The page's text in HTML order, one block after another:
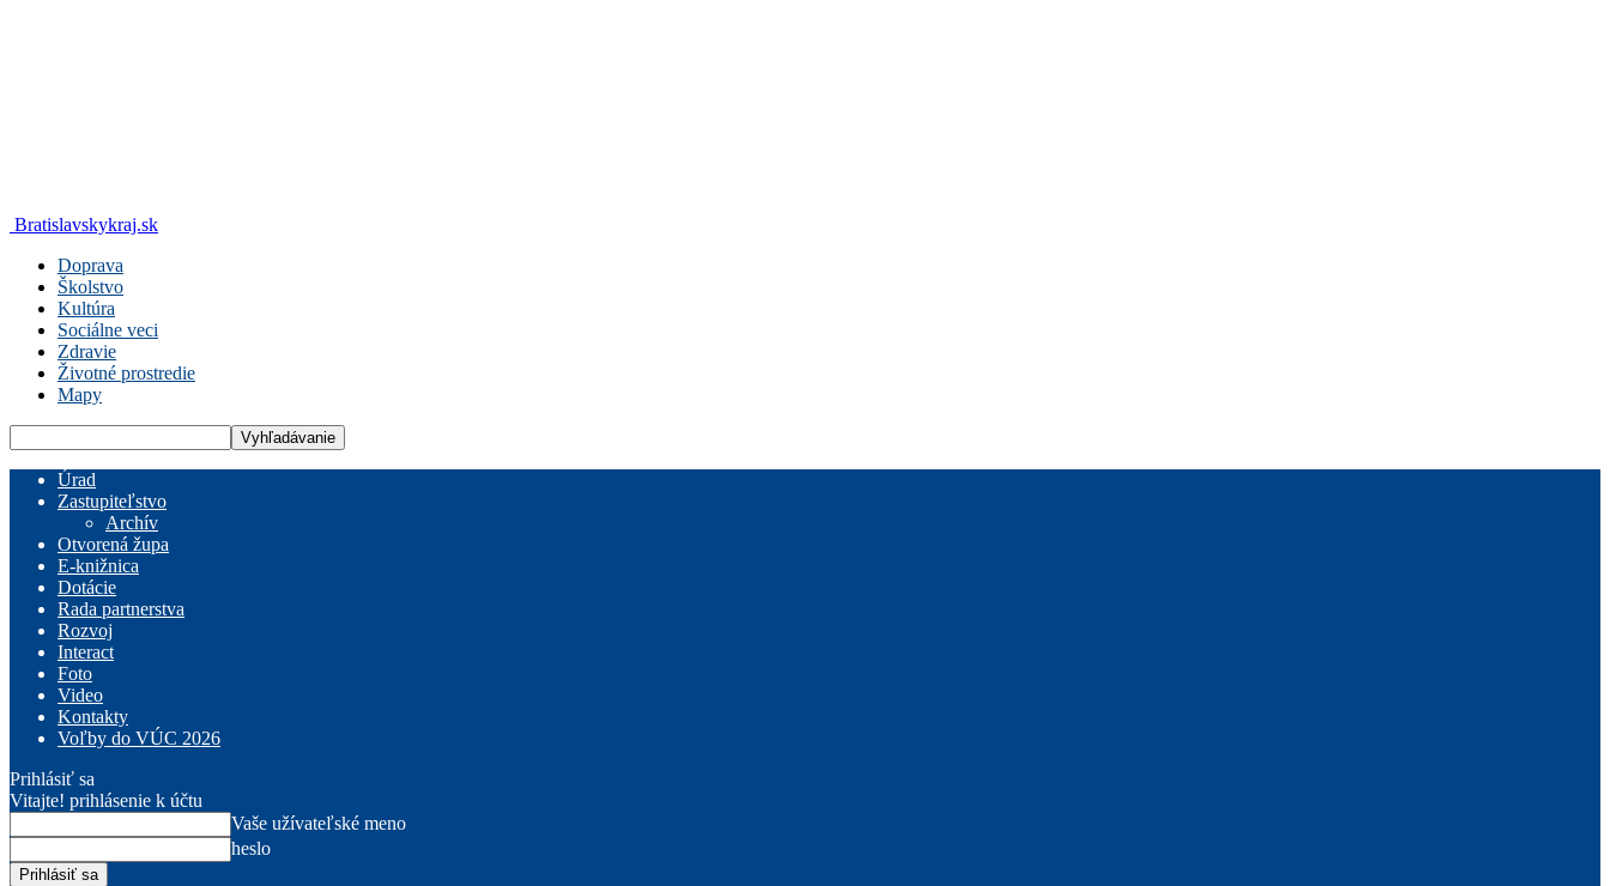
Bratislavskykraj.sk
Doprava
Školstvo
Kultúra
Sociálne veci
Zdravie
Životné prostredie
Mapy
Úrad
Zastupiteľstvo
Archív
Otvorená župa
E-knižnica
Dotácie
Rada partnerstva
Rozvoj
Interact
Foto
Video
Kontakty
Voľby do VÚC 2026
Prihlásiť sa
Vitajte! prihlásenie k účtu
Vaše užívateľské meno
heslo